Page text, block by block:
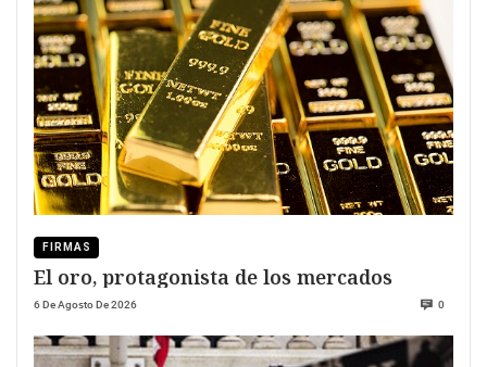
FIRMAS
El oro, protagonista de los mercados
6 De Agosto De 2026 0